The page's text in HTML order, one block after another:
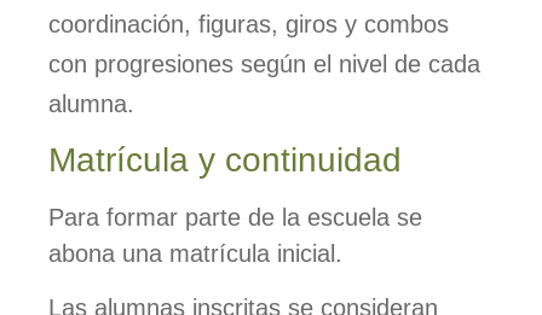
coordinación, figuras, giros y combos
con progresiones según el nivel de cada
alumna.
Matrícula y continuidad
Para formar parte de la escuela se
abona una matrícula inicial.
Las alumnas inscritas se consideran